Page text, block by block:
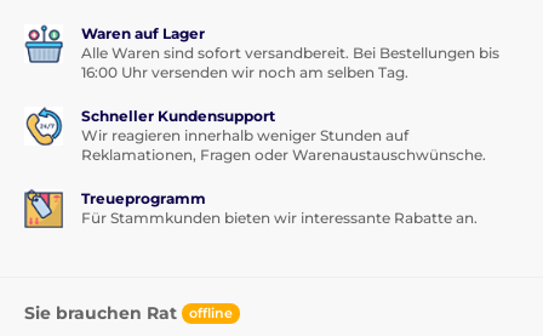
Waren auf Lager
Alle Waren sind sofort versandbereit. Bei Bestellungen bis
16:00 Uhr versenden wir noch am selben Tag.
Schneller Kundensupport
Wir reagieren innerhalb weniger Stunden auf
Reklamationen, Fragen oder Warenaustauschwünsche.
Treueprogramm
Für Stammkunden bieten wir interessante Rabatte an.
Sie brauchen Rat offline